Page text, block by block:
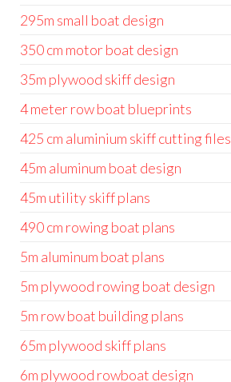
295m small boat design
350 cm motor boat design
35m plywood skiff design
4 meter row boat blueprints
425 cm aluminium skiff cutting files
45m aluminum boat design
45m utility skiff plans
490 cm rowing boat plans
5m aluminum boat plans
5m plywood rowing boat design
5m row boat building plans
65m plywood skiff plans
6m plywood rowboat design